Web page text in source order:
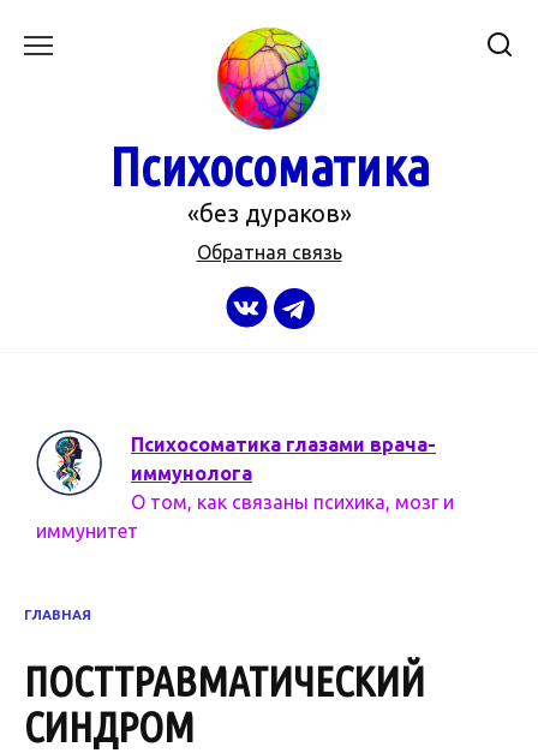
Психосоматика
«без дураков»
Обратная связь
Психосоматика глазами врача-
иммунолога
О том, как связаны психика, мозг и
иммунитет
ГЛАВНАЯ
ПОСТТРАВМАТИЧЕСКИЙ
СИНДРОМ